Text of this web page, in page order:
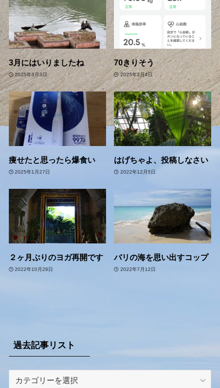
3月にはいりましたね
2025年3月3日
70きりそう
2025年2月4日
痩せたと思ったら爆食い
2025年1月27日
はげちゃよ、投稿しなさい
2022年12月5日
２ヶ月ぶりのヨガ再開です
2022年10月28日
バリの海を思い出すコップ
2022年7月12日
過去記事リスト